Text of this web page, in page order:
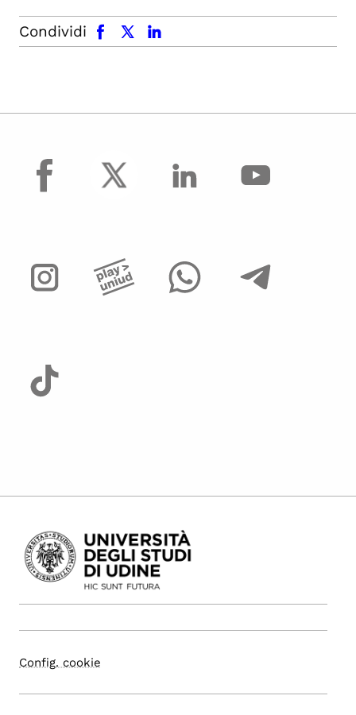
Condividi
facebook x.com linkedin
facebook
Config. cookie